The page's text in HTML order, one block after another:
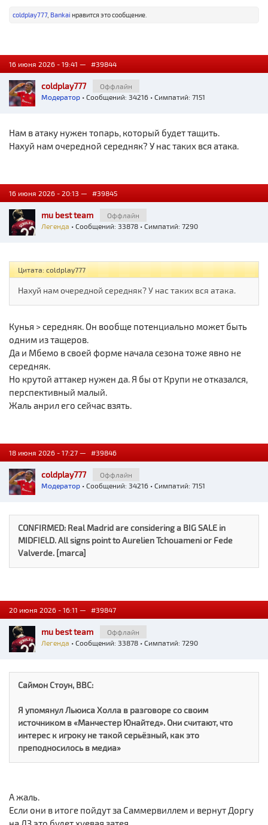
coldplay777, Bankai нравится это сообщение.
16 июня 2026 - 19:41 — #39844
coldplay777
Оффлайн
Модератор • Сообщений: 34216 • Симпатий: 7151
Нам в атаку нужен топарь, который будет тащить.
Нахуй нам очередной середняк? У нас таких вся атака.
16 июня 2026 - 20:13 — #39845
mu best team
Оффлайн
Легенда • Сообщений: 33878 • Симпатий: 7290
Цитата: coldplay777
Нахуй нам очередной середняк? У нас таких вся атака.
Кунья > cередняк. Он вообще потенциально может быть
одним из тащеров.
Да и Мбемо в своей форме начала сезона тоже явно не
середняк.
Но крутой аттакер нужен да. Я бы от Крупи не отказался,
перспективный малый.
Жаль анрил его сейчас взять.
18 июня 2026 - 17:27 — #39846
coldplay777
Оффлайн
Модератор • Сообщений: 34216 • Симпатий: 7151
CONFIRMED: Real Madrid are considering a BIG SALE in
MIDFIELD. All signs point to Aurelien Tchouameni or Fede
Valverde. [marca]
20 июня 2026 - 16:11 — #39847
mu best team
Оффлайн
Легенда • Сообщений: 33878 • Симпатий: 7290
Саймон Стоун, BBC:
Я упомянул Льюиса Холла в разговоре со своим
источником в «Манчестер Юнайтед». Они считают, что
интерес к игроку не такой серьёзный, как это
преподносилось в медиа»
А жаль.
Если они в итоге пойдут за Саммервиллем и вернут Доргу